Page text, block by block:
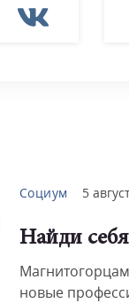
Социум 5
Найди себя
новые